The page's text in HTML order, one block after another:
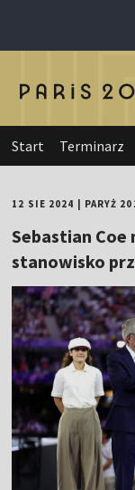
Start Terminarz
12 SIE 2024 PARYŻ
Sebastian Coe
stanowisko